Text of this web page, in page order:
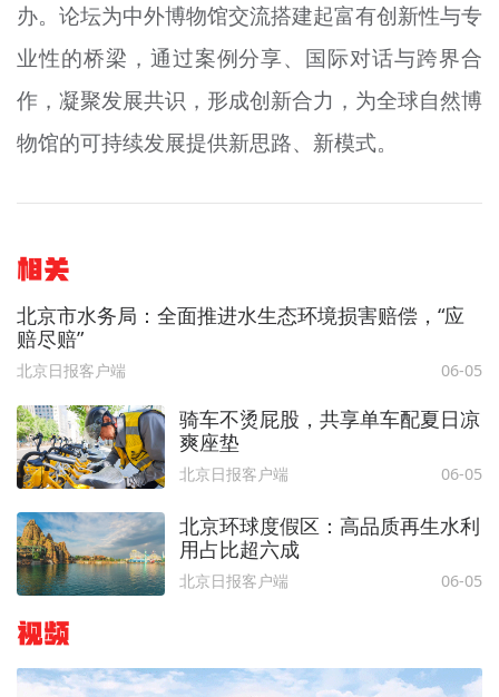
办。论坛为中外博物馆交流搭建起富有创新性与专
业性的桥梁，通过案例分享、国际对话与跨界合
作，凝聚发展共识，形成创新合力，为全球自然博
物馆的可持续发展提供新思路、新模式。
相关
北京市水务局：全面推进水生态环境损害赔偿，“应
赔尽赔”
北京日报客户端 06-05
骑车不烫屁股，共享单车配夏日凉
爽座垫
北京日报客户端 06-05
北京环球度假区：高品质再生水利
用占比超六成
北京日报客户端 06-05
视频